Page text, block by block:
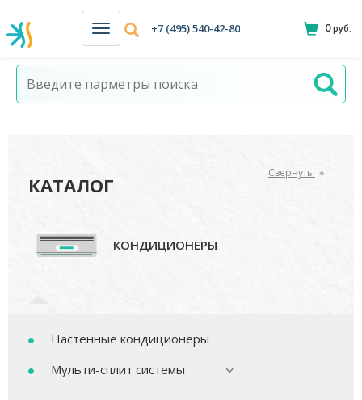
Н
а
в
и
+7 (495) 540-42-80 0руб.
КАТАЛОГ
Свернуть
КОНДИЦИОНЕРЫ
Настенные кондиционеры
Мульти-сплит системы